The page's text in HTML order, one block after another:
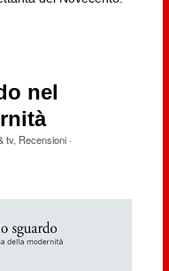
nel
tv, Recensioni·